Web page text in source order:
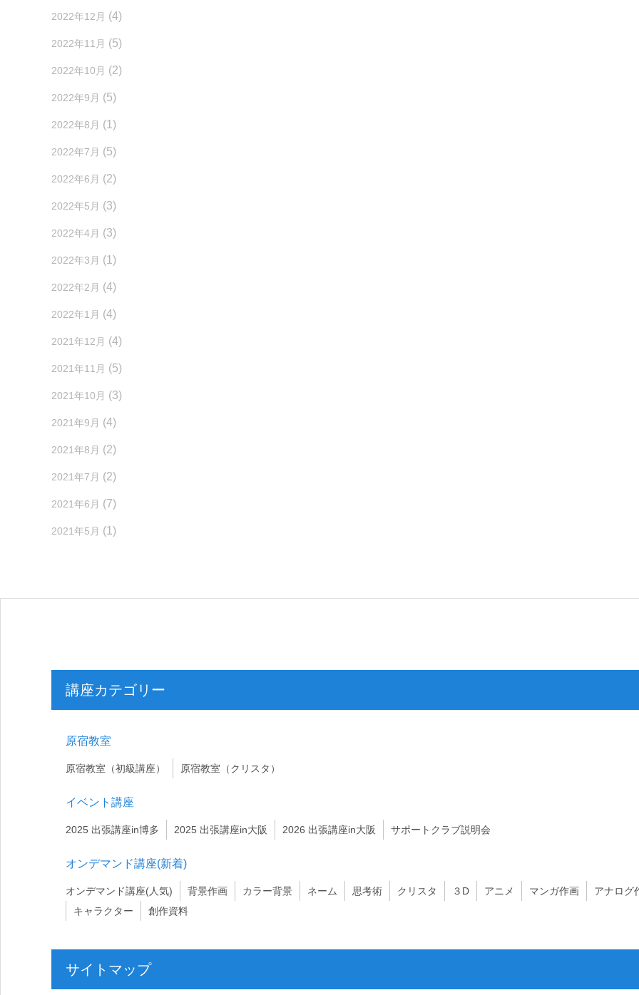
2022年12月 (4)
2022年11月 (5)
2022年10月 (2)
2022年9月 (5)
2022年8月 (1)
2022年7月 (5)
2022年6月 (2)
2022年5月 (3)
2022年4月 (3)
2022年3月 (1)
2022年2月 (4)
2022年1月 (4)
2021年12月 (4)
2021年11月 (5)
2021年10月 (3)
2021年9月 (4)
2021年8月 (2)
2021年7月 (2)
2021年6月 (7)
2021年5月 (1)
講座カテゴリー
原宿教室
原宿教室（初級講座） 原宿教室（クリスタ）
イベント講座
2025 出張講座in博多 2025 出張講座in大阪 2026 出張講座in大阪 サポートクラブ説明会
オンデマンド講座(新着)
オンデマンド講座(人気) 背景作画 カラー背景 ネーム 思考術 クリスタ ３D アニメ マンガ作画
アナログ
キャラクター
創作資料
サイトマップ